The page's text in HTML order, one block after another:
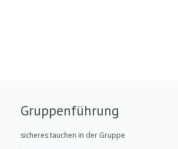
Gruppenführung
sicheres tauchen in der Gruppe